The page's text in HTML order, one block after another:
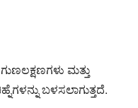
ಮತ್ತು
ಬಳಸಲಾಗುತ್ತದೆ.